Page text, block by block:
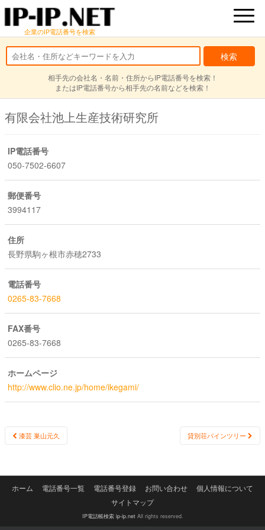
企業のIP電話番号を検索
相手先の会社名・名前・住所からIP電話番号を検索！
またはIP電話番号から相手先の名前などを検索！
有限会社池上生産技術研究所
IP電話番号
050-7502-6607
郵便番号
3994117
住所
長野県駒ヶ根市赤穂2733
電話番号
0265-83-7668
FAX番号
0265-83-7668
ホームページ
http://www.clio.ne.jp/home/ikegami/
Post
漆芸 巣山元久 貸別荘パインツリー
ホーム 電話番号一覧 電話番号登録 お問い合わせ
個人情報について
サイトマップ
IP電話帳検索 ip-ip.netAll rights reserved.